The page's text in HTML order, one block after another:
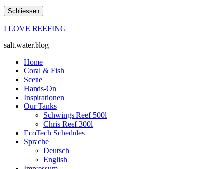
Schliessen
I LOVE REEFING
salt.water.blog
Home
Coral & Fish
Scene
Hands-On
Inspirationen
Our Tanks
Schwings Reef 500l
Chris Reef 300l
EcoTech Schedules
Sprache
Deutsch
English